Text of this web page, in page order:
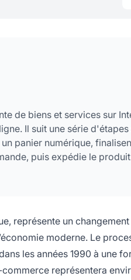
de biens et services sur
Il suit une série
panier numérique,
puis expédie le
représente un
moderne. Le
les années 1990 à une
représentera